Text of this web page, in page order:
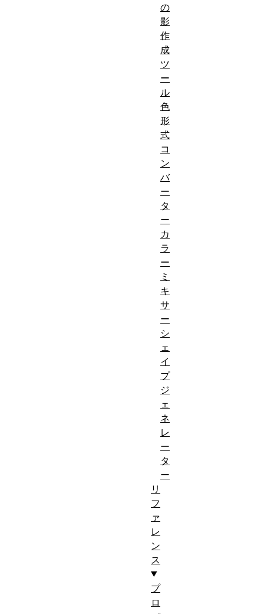
の
影
作
成
ツ
ー
ル
色
形
式
コ
ン
バ
ー
タ
ー
カ
ラ
ー
ミ
キ
サ
ー
シ
ェ
イ
プ
ジ
ェ
ネ
レ
ー
タ
ー
リ
フ
ァ
レ
ン
ス
プ
ロ